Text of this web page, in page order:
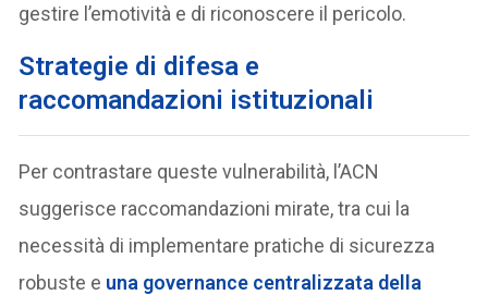
gestire l’emotività e di riconoscere il pericolo.
Strategie di difesa e
raccomandazioni istituzionali
Per contrastare queste vulnerabilità, l’ACN
suggerisce raccomandazioni mirate, tra cui la
necessità di implementare pratiche di sicurezza
robuste e una governance centralizzata della